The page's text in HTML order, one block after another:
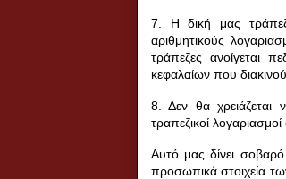
7. Η δική μας
αριθμητικούς
τράπεζες ανοίγεται
κεφαλαίων που
8. Δεν θα χρειάζεται
τραπεζικοί
Αυτό μας δίνει
προσωπικά στοιχεία